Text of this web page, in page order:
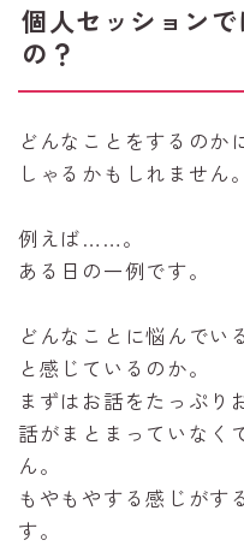
個人セッション
の？
どんなことをするのか
しゃるかもしれません。
例えば……。
ある日の一例です。
どんなことに悩んでい
と感じているのか。
まずはお話をたっぷり
話がまとまっていなく
ん。
もやもやする感じがす
す。